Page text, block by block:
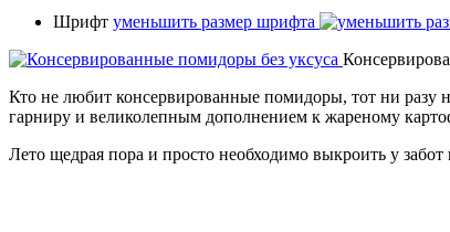
Шрифт уменьшить размер шрифта
Кто не любит консервированные помидоры, тот ни разу
гарниру и великолепным дополнением к жареному
Лето щедрая пора и просто необходимо выкроить у